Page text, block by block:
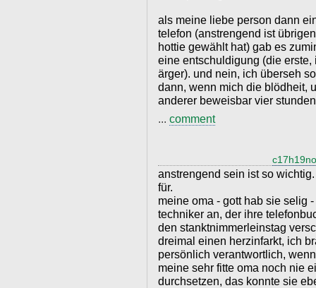
als meine liebe person dann
telefon (anstrengend ist
hottie gewählt hat) gab es
eine entschuldigung (die
ärger). und nein, ich überseh
dann, wenn mich die blödheit,
anderer beweisbar vier
... comment
anstrengend sein ist so
für.
meine oma - gott hab sie selig
techniker an, der ihre
den stanktnimmerleinstag
dreimal einen herzinfarkt, ich
persönlich verantwortlich,
meine sehr fitte oma noch nie
durchsetzen, das konnte sie